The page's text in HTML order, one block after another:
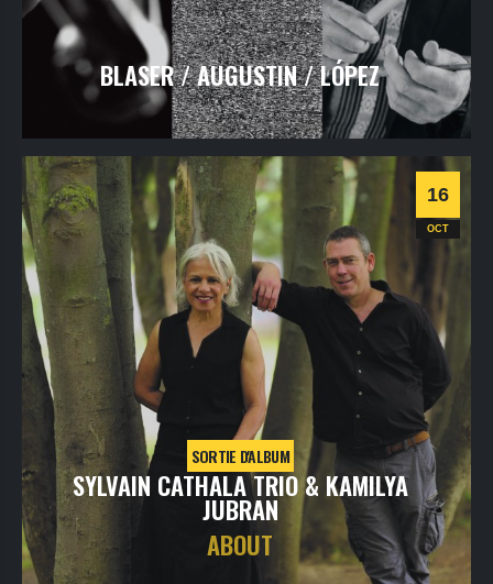
BLASER / AUGUSTIN / LÓPEZ
jeudi15oct2026- 20h30- Le Triton
Informations Billetterie
Jazz
16
OCT
SORTIE D'ALBUM
SYLVAIN CATHALA TRIO & KAMILYA
JUBRAN
ABOUT